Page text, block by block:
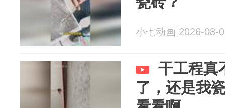
小七动画 2026-08-
干工程真
了，还是我